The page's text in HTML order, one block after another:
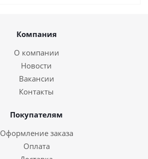
Компания
О компании
Новости
Вакансии
Контакты
Покупателям
Оформление заказа
Оплата